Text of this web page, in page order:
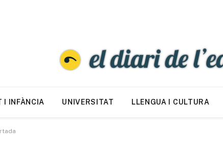
I INFÀNCIA UNIVERSITAT LLENGUA I CULTURA